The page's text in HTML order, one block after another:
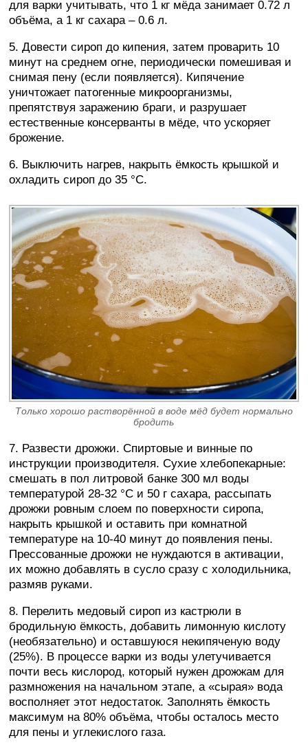
для варки учитывать, что 1 кг мёда занимает 0.72 л
объёма, а 1 кг сахара – 0.6 л.
5. Довести сироп до кипения, затем проварить 10
минут на среднем огне, периодически помешивая и
снимая пену (если появляется). Кипячение
уничтожает патогенные микроорганизмы,
препятствуя заражению браги, и разрушает
естественные консерванты в мёде, что ускоряет
брожение.
6. Выключить нагрев, накрыть ёмкость крышкой и
охладить сироп до 35 °C.
Только хорошо растворённой в воде мёд будет нормально
бродить
7. Развести дрожжи. Спиртовые и винные по
инструкции производителя. Сухие хлебопекарные:
смешать в пол литровой банке 300 мл воды
температурой 28-32 °C и 50 г сахара, рассыпать
дрожжи ровным слоем по поверхности сиропа,
накрыть крышкой и оставить при комнатной
температуре на 10-40 минут до появления пены.
Прессованные дрожжи не нуждаются в активации,
их можно добавлять в сусло сразу с холодильника,
размяв руками.
8. Перелить медовый сироп из кастрюли в
бродильную ёмкость, добавить лимонную кислоту
(необязательно) и оставшуюся некипяченую воду
(25%). В процессе варки из воды улетучивается
почти весь кислород, который нужен дрожжам для
размножения на начальном этапе, а «сырая» вода
восполняет этот недостаток. Заполнять ёмкость
максимум на 80% объёма, чтобы осталось место
для пены и углекислого газа.